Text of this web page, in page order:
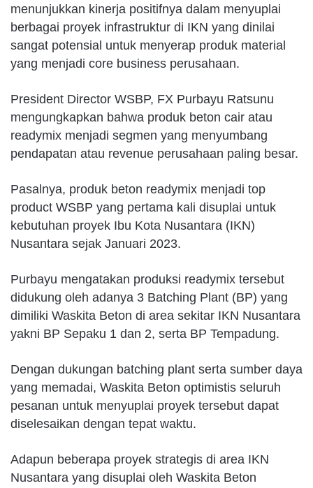
menunjukkan kinerja positifnya dalam menyuplai
berbagai proyek infrastruktur di IKN yang dinilai
sangat potensial untuk menyerap produk material
yang menjadi core business perusahaan.
President Director WSBP, FX Purbayu Ratsunu
mengungkapkan bahwa produk beton cair atau
readymix menjadi segmen yang menyumbang
pendapatan atau revenue perusahaan paling besar.
Pasalnya, produk beton readymix menjadi top
product WSBP yang pertama kali disuplai untuk
kebutuhan proyek Ibu Kota Nusantara (IKN)
Nusantara sejak Januari 2023.
Purbayu mengatakan produksi readymix tersebut
didukung oleh adanya 3 Batching Plant (BP) yang
dimiliki Waskita Beton di area sekitar IKN Nusantara
yakni BP Sepaku 1 dan 2, serta BP Tempadung.
Dengan dukungan batching plant serta sumber daya
yang memadai, Waskita Beton optimistis seluruh
pesanan untuk menyuplai proyek tersebut dapat
diselesaikan dengan tepat waktu.
Adapun beberapa proyek strategis di area IKN
Nusantara yang disuplai oleh Waskita Beton